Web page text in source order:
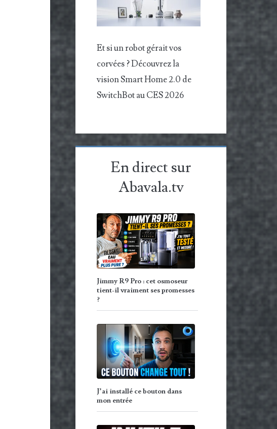
Et si un robot gérait vos
corvées ? Découvrez la
vision Smart Home 2.0 de
SwitchBot au CES 2026
En direct sur
Abavala.tv
Jimmy R9 Pro : cet osmoseur
tient-il vraiment ses promesses
?
J’ai installé ce bouton dans
mon entrée